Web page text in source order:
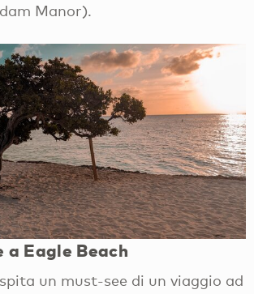
Manor).
a Eagle Beach
un must-see di un viaggio ad